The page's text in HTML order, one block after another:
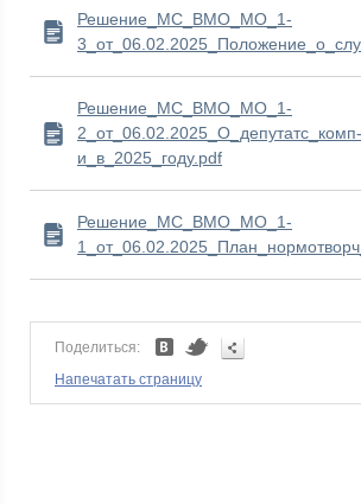
Решение_МС_ВМО_МО_1-
Решение_МС_ВМО_МО_1-
2_от_06.02.2025_О_депутатс_комп-
и_в_2025_году.pdf
Решение_МС_ВМО_МО_1-
Поделиться:
Напечатать страницу